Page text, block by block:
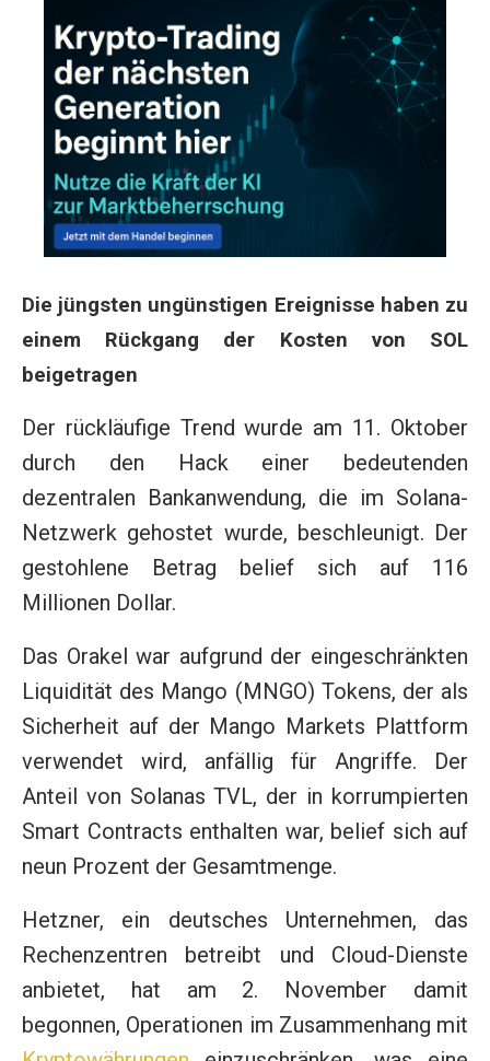
Die jüngsten ungünstigen Ereignisse haben zu
einem Rückgang der Kosten von SOL
beigetragen
Der rückläufige Trend wurde am 11. Oktober
durch den Hack einer bedeutenden
dezentralen Bankanwendung, die im Solana-
Netzwerk gehostet wurde, beschleunigt. Der
gestohlene Betrag belief sich auf 116
Millionen Dollar.
Das Orakel war aufgrund der eingeschränkten
Liquidität des Mango (MNGO) Tokens, der als
Sicherheit auf der Mango Markets Plattform
verwendet wird, anfällig für Angriffe. Der
Anteil von Solanas TVL, der in korrumpierten
Smart Contracts enthalten war, belief sich auf
neun Prozent der Gesamtmenge.
Hetzner, ein deutsches Unternehmen, das
Rechenzentren betreibt und Cloud-Dienste
anbietet, hat am 2. November damit
begonnen, Operationen im Zusammenhang mit